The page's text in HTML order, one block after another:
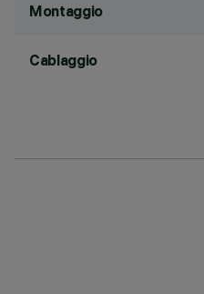
Montaggio
Cablaggio